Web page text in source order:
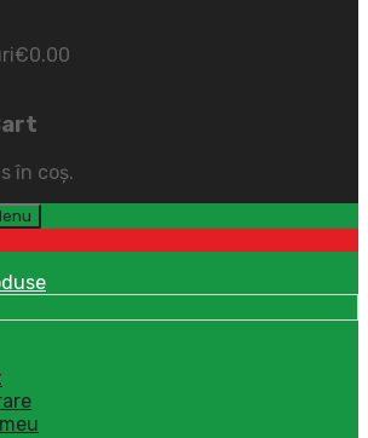
€0.00
în coș.